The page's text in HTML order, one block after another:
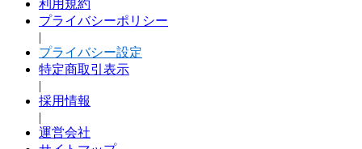
利用規約
プライバシーポリシー
|
プライバシー設定
特定商取引表示
|
採用情報
|
運営会社